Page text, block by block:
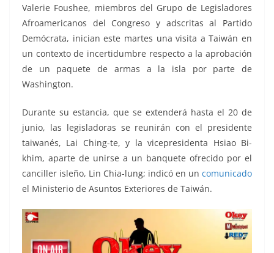
Valerie Foushee, miembros del Grupo de Legisladores
Afroamericanos del Congreso y adscritas al Partido
Demócrata, inician este martes una visita a Taiwán en
un contexto de incertidumbre respecto a la aprobación
de un paquete de armas a la isla por parte de
Washington.
Durante su estancia, que se extenderá hasta el 20 de
junio, las legisladoras se reunirán con el presidente
taiwanés, Lai Ching-te, y la vicepresidenta Hsiao Bi-
khim, aparte de unirse a un banquete ofrecido por el
canciller isleño, Lin Chia-lung; indicó en un comunicado
el Ministerio de Asuntos Exteriores de Taiwán.